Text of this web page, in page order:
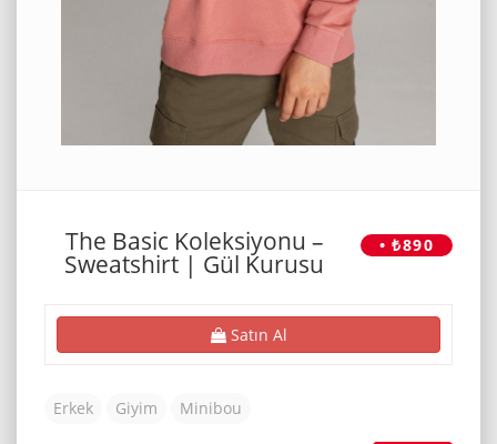
• ₺890
The Basic Koleksiyonu –
Sweatshirt | Gül Kurusu
Satın Al
Erkek Giyim Minibou